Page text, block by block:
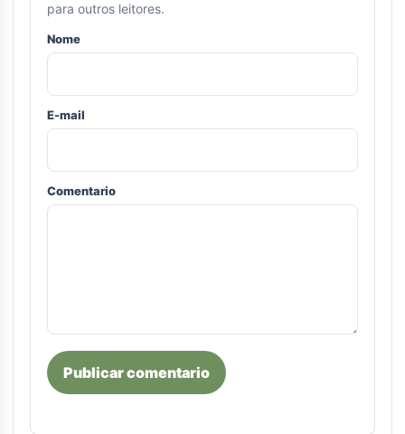
para outros leitores.
Nome
E-mail
Comentario
Publicar comentario